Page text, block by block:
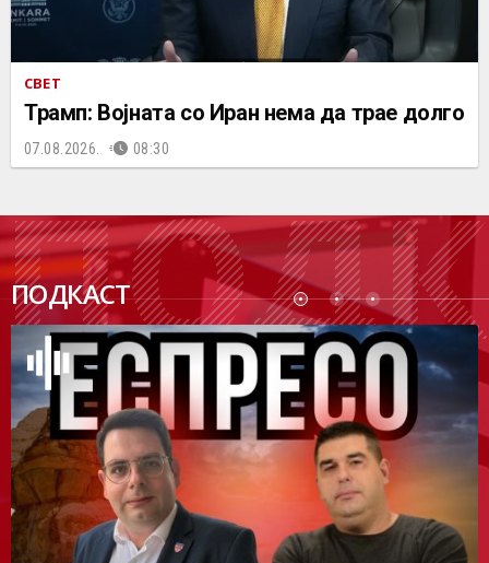
СВЕТ
Трамп: Војната со Иран нема да трае долго
07.08.2026. 08:30
ПОДКАСТ
ПОДК
АСТ